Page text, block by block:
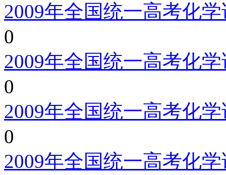
2009年全国统一高考化
0
2009年全国统一高考化
0
2009年全国统一高考化
0
2009年全国统一高考化